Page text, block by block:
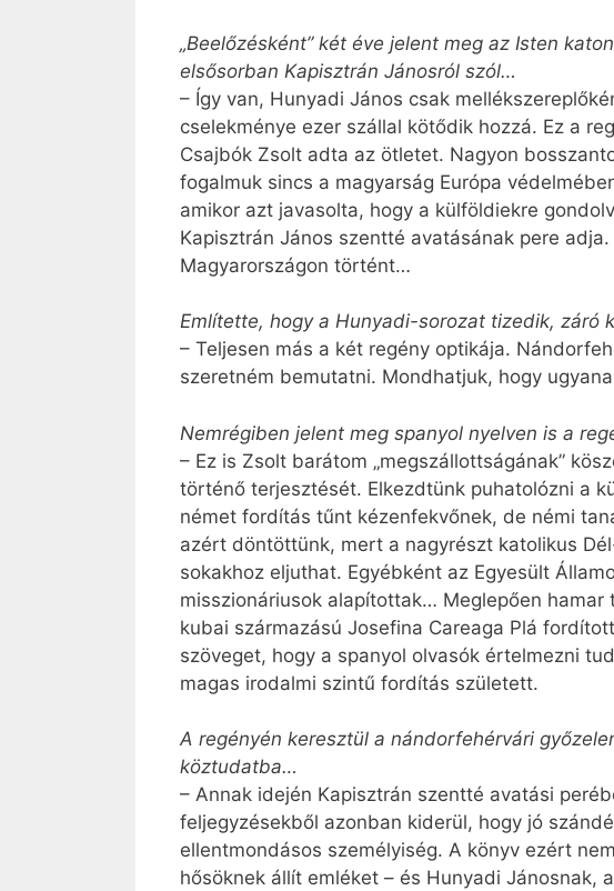
„Beelőzésként” két éve jelent meg az Isten
elsősorban Kapisztrán Jánosról szól…
– Így van, Hunyadi János csak
cselekménye ezer szállal kötődik hozzá. Ez a
Csajbók Zsolt adta az ötletet. Nagyon
fogalmuk sincs a magyarság Európa
amikor azt javasolta, hogy a külföldiekre
Kapisztrán János szentté avatásának pere
Magyarországon történt…
Említette, hogy a Hunyadi-sorozat tizedik, záró
– Teljesen más a két regény optikája.
szeretném bemutatni. Mondhatjuk, hogy
Nemrégiben jelent meg spanyol nyelven is a
– Ez is Zsolt barátom „megszállottságának”
történő terjesztését. Elkezdtünk puhatolózni a
német fordítás tűnt kézenfekvőnek, de némi
azért döntöttünk, mert a nagyrészt katolikus
sokakhoz eljuthat. Egyébként az Egyesült
misszionáriusok alapítottak… Meglepően
kubai származású Josefina Careaga Plá
szöveget, hogy a spanyol olvasók értelmezni
magas irodalmi szintű fordítás született.
A regényén keresztül a nándorfehérvári
köztudatba…
– Annak idején Kapisztrán szentté avatási
feljegyzésekből azonban kiderül, hogy jó
ellentmondásos személyiség. A könyv ezért
hősöknek állít emléket – és Hunyadi